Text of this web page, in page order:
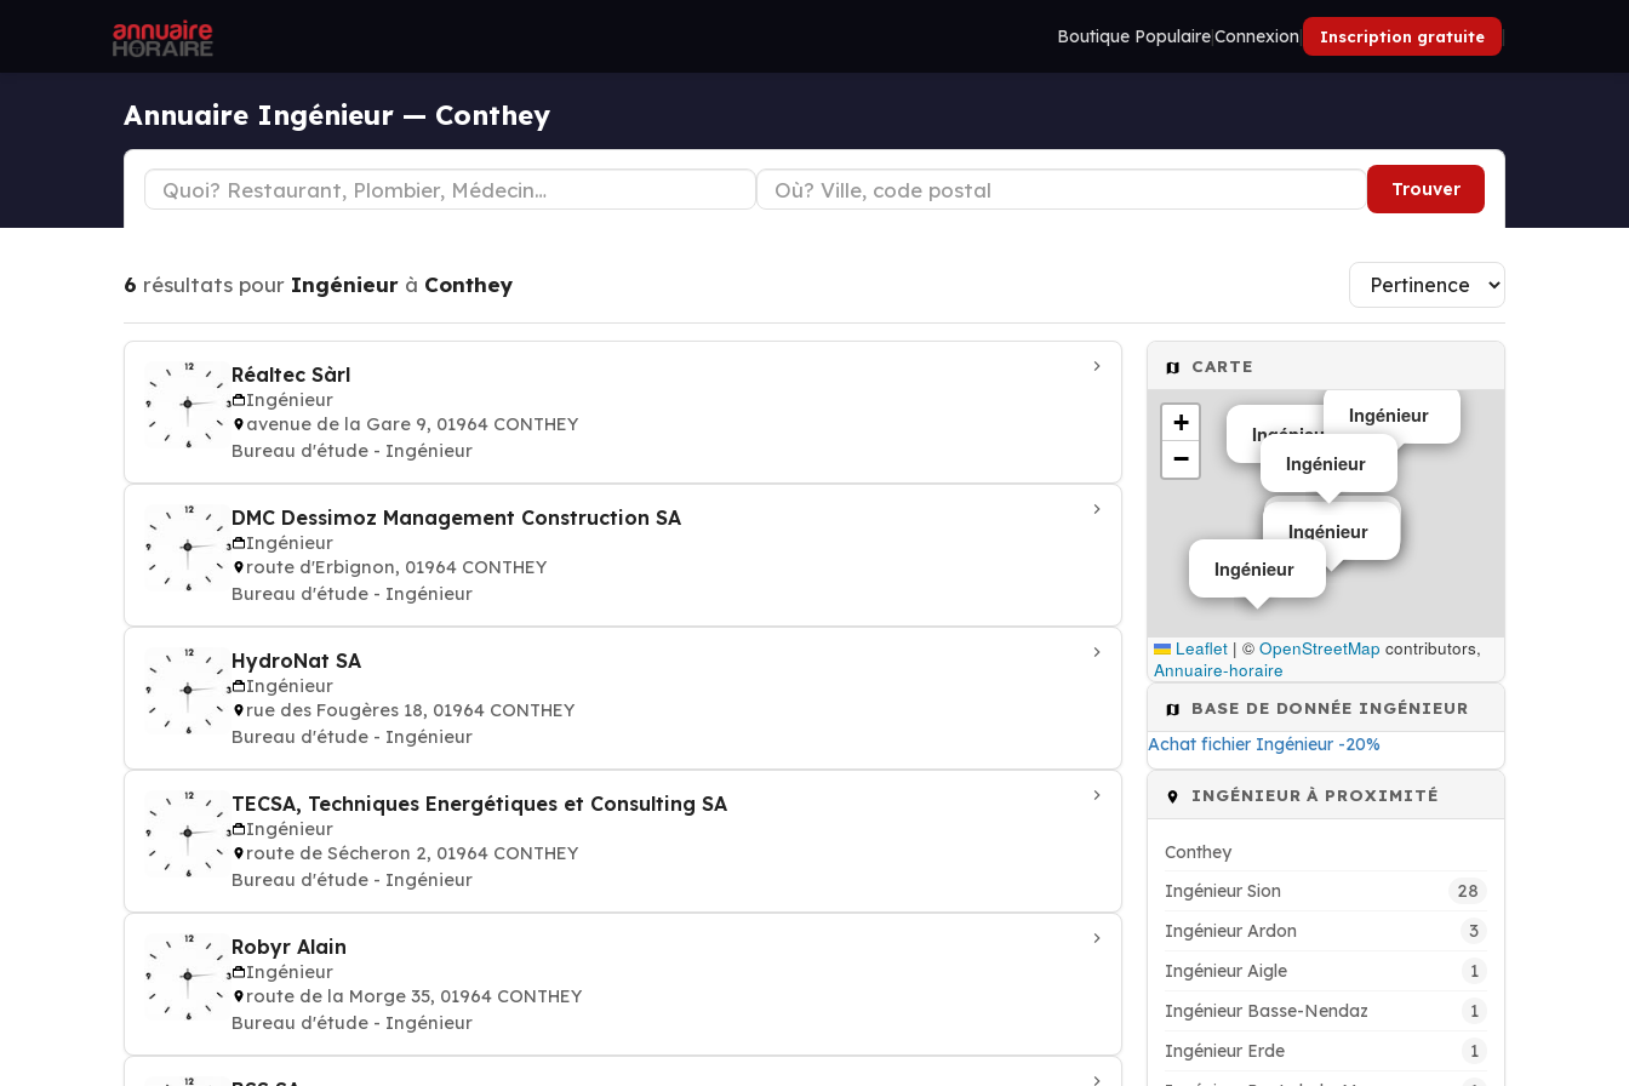
Boutique Populaire|Connexion| Inscription gratuite |
Annuaire Ingénieur — Conthey
Trouver
6 résultats pour Ingénieur à Conthey
Réaltec Sàrl
Ingénieur
avenue de la Gare 9, 01964 CONTHEY
Bureau d'étude - Ingénieur
DMC Dessimoz Management Construction SA
Ingénieur
route d'Erbignon, 01964 CONTHEY
Bureau d'étude - Ingénieur
HydroNat SA
Ingénieur
rue des Fougères 18, 01964 CONTHEY
Bureau d'étude - Ingénieur
TECSA, Techniques Energétiques et Consulting SA
Ingénieur
route de Sécheron 2, 01964 CONTHEY
Bureau d'étude - Ingénieur
Robyr Alain
Ingénieur
route de la Morge 35, 01964 CONTHEY
Bureau d'étude - Ingénieur
CARTE
Ingénieur
Ingénieur
Ingénieur
Ingénieur
Ingénieur
Ingénieur
+
−
Leaflet | © OpenStreetMap contributors,
Annuaire-horaire
BASE DE DONNÉE INGÉNIEUR
Achat fichier Ingénieur -20%
INGÉNIEUR À PROXIMITÉ
Conthey
Ingénieur Sion
28
Ingénieur Ardon 3
Ingénieur Aigle 1
Ingénieur Basse-Nendaz 1
Ingénieur Erde 1